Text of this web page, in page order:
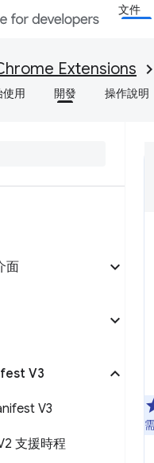
文件
Extensions
使用 開發 操作說明
面
V3
V3
支援時程